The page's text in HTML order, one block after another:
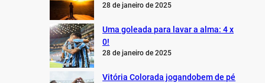
28 de janeiro de 2025
Uma goleada para lavar a alma: 4 x
0!
28 de janeiro de 2025
Vitória Colorada jogandobem de pé